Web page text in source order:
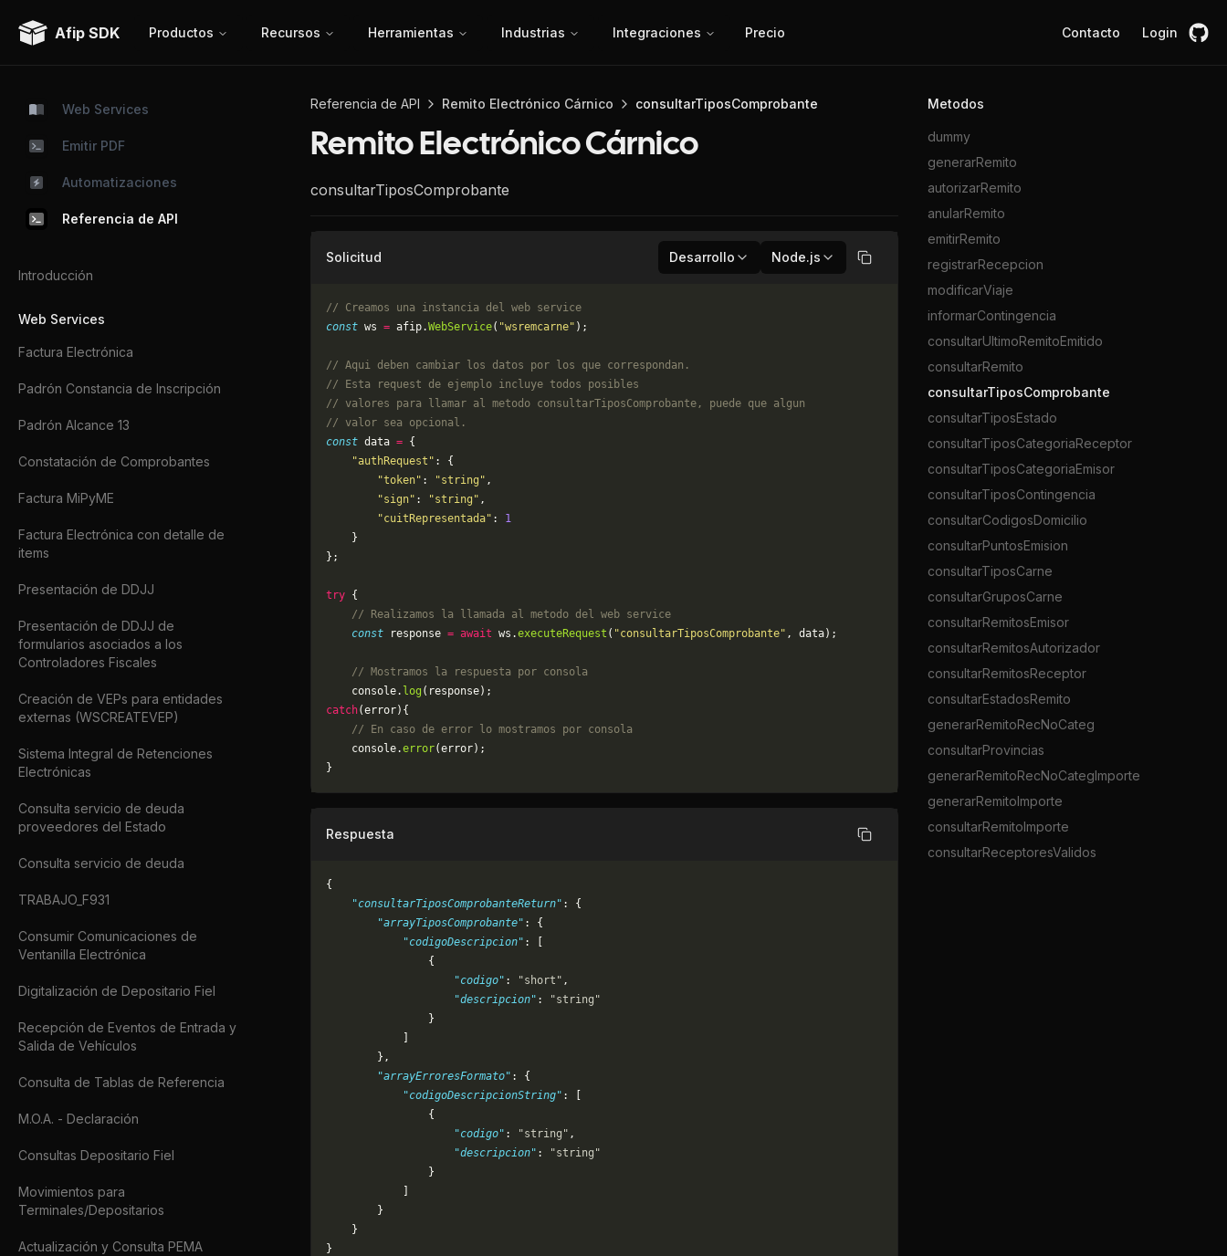
Afip SDK Productos Recursos Herramientas Industrias Integraciones Precio Contacto Login
Web Services
Emitir PDF
Automatizaciones
Referencia de API
Introducción
Web Services
Factura Electrónica
Padrón Constancia de Inscripción
Padrón Alcance 13
Constatación de Comprobantes
Factura MiPyME
Factura Electrónica con detalle de
items
Presentación de DDJJ
Presentación de DDJJ de
formularios asociados a los
Controladores Fiscales
Creación de VEPs para entidades
externas (WSCREATEVEP)
Sistema Integral de Retenciones
Electrónicas
Consulta servicio de deuda
proveedores del Estado
Consulta servicio de deuda
TRABAJO_F931
Consumir Comunicaciones de
Ventanilla Electrónica
Digitalización de Depositario Fiel
Recepción de Eventos de Entrada y
Salida de Vehículos
Consulta de Tablas de Referencia
M.O.A. - Declaración
Consultas Depositario Fiel
Movimientos para
Terminales/Depositarios
Actualización y Consulta PEMA
Referencia de API Remito Electrónico Cárnico consultarTiposComprobante
Remito Electrónico Cárnico
consultarTiposComprobante
Solicitud Desarrollo Node.js Copiar
// Creamos una instancia del web service
const ws = afip.WebService( "wsremcarne" );
// Aqui deben cambiar los datos por los que correspondan.
// Esta request de ejemplo incluye todos posibles
// valores para llamar al metodo consultarTiposComprobante, puede que algun
// valor sea opcional.
const data = {
    "authRequest"
: {
        "token"
: "string" ,
        "sign"
: "string" ,
        "cuitRepresentada"
: 1
    }
};
try {
    // Realizamos la llamada al metodo del web service
    const
response = await ws.executeRequest ( "consultarTiposComprobante" , data);
    // Mostramos la respuesta por consola
    console.
log (response);
catch(error){
    // En caso de error lo mostramos por consola
	console.
error(error);
}
Respuesta Copiar
{
    "consultarTiposComprobanteReturn"
: {
        "arrayTiposComprobante"
: {
            "codigoDescripcion"
: [
                {
                    "codigo"
: "short" ,
                    "descripcion"
:
"string"
                }
        },
        "arrayErroresFormato"
: {
            "codigoDescripcionString"
: [
                {
                    "codigo"
: "string" ,
                    "descripcion"
:
"string"
                }
        }
    }
}
Metodos
dummy
generarRemito
autorizarRemito
anularRemito
emitirRemito
registrarRecepcion
modificarViaje
informarContingencia
consultarUltimoRemitoEmitido
consultarRemito
consultarTiposComprobante
consultarTiposEstado
consultarTiposCategoriaReceptor
consultarTiposCategoriaEmisor
consultarTiposContingencia
consultarCodigosDomicilio
consultarPuntosEmision
consultarTiposCarne
consultarGruposCarne
consultarRemitosEmisor
consultarRemitosAutorizador
consultarRemitosReceptor
consultarEstadosRemito
generarRemitoRecNoCateg
consultarProvincias
generarRemitoRecNoCategImporte
generarRemitoImporte
consultarRemitoImporte
consultarReceptoresValidos